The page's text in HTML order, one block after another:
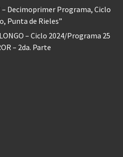
Decimoprimer Programa, Ciclo
Punta de Rieles”
– Ciclo 2024/Programa 25
– 2da. Parte